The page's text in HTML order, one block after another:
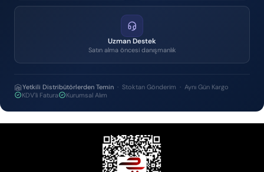
Uzman Destek
Satın alma öncesi danışmanlık
Yetkili Distribütörlerden Temin · Stoktan Gönderim · Aynı Gün Kargo
KDV'li Fatura
Kurumsal Alım